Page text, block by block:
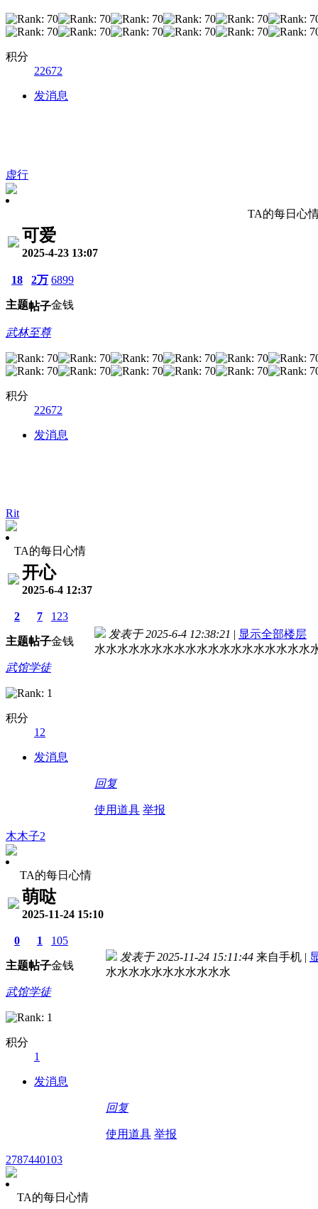
积分
22672
发消息
虚行
TA的每日心
可爱
2025-4-23 13:07
18
主题
2万
帖子
6899
金钱
武林至尊
积分
22672
发消息
Rit
TA的每日心情
开心
2025-6-4 12:37
2
主题
7
帖子
123
金钱
武馆学徒
积分
12
发消息
发表于 2025-6-4 12:38:21 | 显示全部楼层
水水水水水水水水水水水水水水水水水水水
回复
使用道具 举报
木木子2
TA的每日心情
萌哒
2025-11-24 15:10
0
主题
1
帖子
105
金钱
武馆学徒
积分
1
发消息
发表于 2025-11-24 15:11:44 来自手机 |
水水水水水水水水水水水
回复
使用道具 举报
2787440103
TA的每日心情